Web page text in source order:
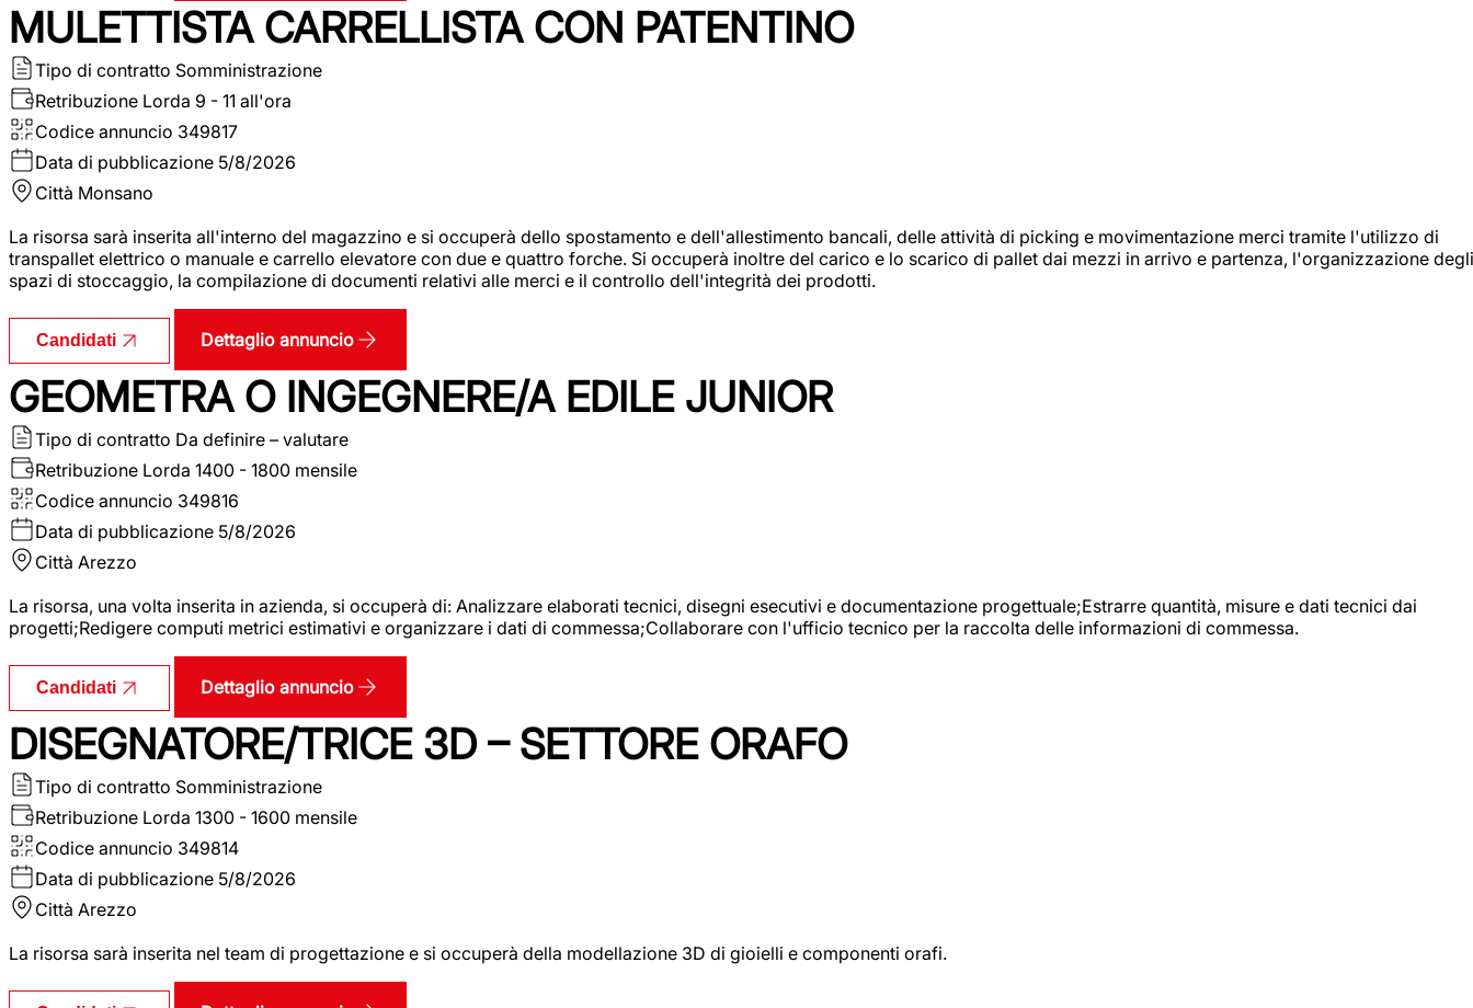
MULETTISTA CARRELLISTA CON PATENTINO
Tipo di contratto Somministrazione
Retribuzione Lorda 9 - 11 all'ora
Codice annuncio 349817
Data di pubblicazione 5/8/2026
Città Monsano
La risorsa sarà inserita all'interno del magazzino e si occuperà dello spostamento e dell'allestimento bancali, delle attività di picking e movimentazione merci tramite l'utilizzo di
transpallet elettrico o manuale e carrello elevatore con due e quattro forche. Si occuperà inoltre del carico e lo scarico di pallet dai mezzi in arrivo e partenza, l'organizzazione degli
spazi di stoccaggio, la compilazione di documenti relativi alle merci e il controllo dell'integrità dei prodotti.
Candidati Dettaglio annuncio
GEOMETRA O INGEGNERE/A EDILE JUNIOR
Tipo di contratto Da definire – valutare
Retribuzione Lorda 1400 - 1800 mensile
Codice annuncio 349816
Data di pubblicazione 5/8/2026
Città Arezzo
La risorsa, una volta inserita in azienda, si occuperà di: Analizzare elaborati tecnici, disegni esecutivi e documentazione progettuale;Estrarre quantità, misure e dati tecnici dai
progetti;Redigere computi metrici estimativi e organizzare i dati di commessa;Collaborare con l'ufficio tecnico per la raccolta delle informazioni di commessa.
Candidati Dettaglio annuncio
DISEGNATORE/TRICE 3D – SETTORE ORAFO
Tipo di contratto Somministrazione
Retribuzione Lorda 1300 - 1600 mensile
Codice annuncio 349814
Data di pubblicazione 5/8/2026
Città Arezzo
La risorsa sarà inserita nel team di progettazione e si occuperà della modellazione 3D di gioielli e componenti orafi.